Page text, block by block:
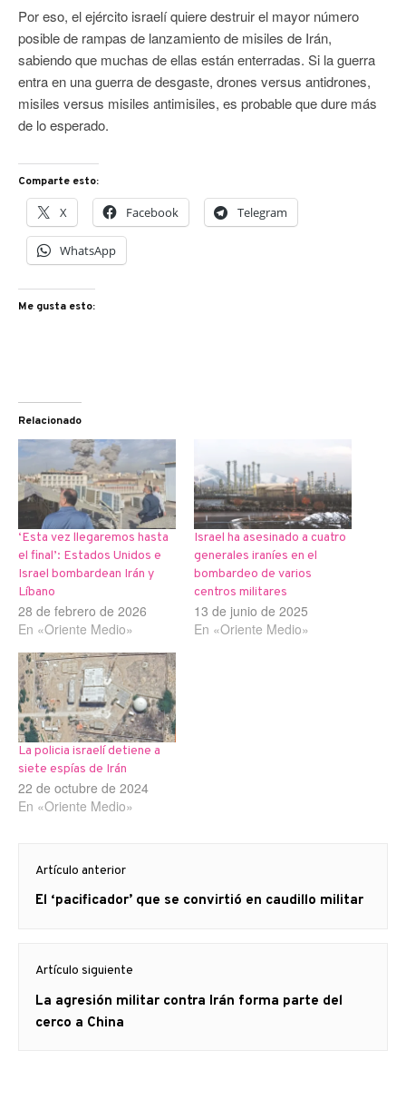
Por eso, el ejército israelí quiere destruir el mayor número
posible de rampas de lanzamiento de misiles de Irán,
sabiendo que muchas de ellas están enterradas. Si la guerra
entra en una guerra de desgaste, drones versus antidrones,
misiles versus misiles antimisiles, es probable que dure más
de lo esperado.
Comparte esto:
X Facebook Telegram
WhatsApp
Me gusta esto:
Relacionado
‘Esta vez llegaremos hasta
el final’: Estados Unidos e
Israel bombardean Irán y
Líbano
28 de febrero de 2026
En «Oriente Medio»
Israel ha asesinado a cuatro
generales iraníes en el
bombardeo de varios
centros militares
13 de junio de 2025
En «Oriente Medio»
La policia israelí detiene a
siete espías de Irán
22 de octubre de 2024
En «Oriente Medio»
de
entradas
Artículo anterior
Artículo
El ‘pacificador’ que se convirtió en caudillo militar
Artículo siguiente
Artículo
siguiente:
La agresión militar contra Irán forma parte del
cerco a China